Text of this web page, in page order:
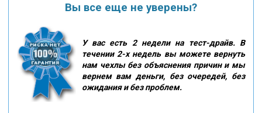
Вы все еще не уверены?
У вас есть 2 недели на тест-драйв. В
течении 2-х недель вы можете вернуть
нам чехлы без объяснения причин и мы
вернем вам деньги, без очередей, без
ожидания и без проблем.